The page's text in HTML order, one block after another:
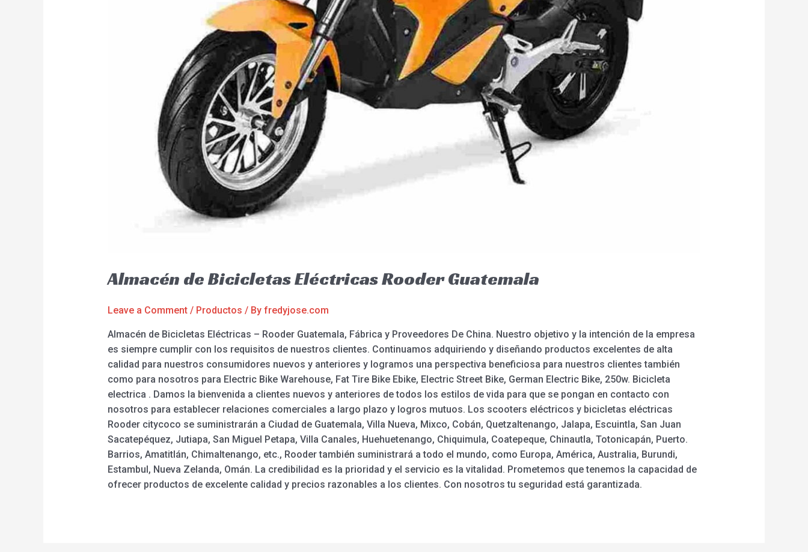
Almacén de Bicicletas Eléctricas Rooder Guatemala
Leave a Comment / Productos / By fredyjose.com
Almacén de Bicicletas Eléctricas – Rooder Guatemala, Fábrica y Proveedores De China. Nuestro objetivo y la intención de la empresa
es siempre cumplir con los requisitos de nuestros clientes. Continuamos adquiriendo y diseñando productos excelentes de alta
calidad para nuestros consumidores nuevos y anteriores y logramos una perspectiva beneficiosa para nuestros clientes también
como para nosotros para Electric Bike Warehouse, Fat Tire Bike Ebike, Electric Street Bike, German Electric Bike, 250w. Bicicleta
electrica . Damos la bienvenida a clientes nuevos y anteriores de todos los estilos de vida para que se pongan en contacto con
nosotros para establecer relaciones comerciales a largo plazo y logros mutuos. Los scooters eléctricos y bicicletas eléctricas
Rooder citycoco se suministrarán a Ciudad de Guatemala, Villa Nueva, Mixco, Cobán, Quetzaltenango, Jalapa, Escuintla, San Juan
Sacatepéquez, Jutiapa, San Miguel Petapa, Villa Canales, Huehuetenango, Chiquimula, Coatepeque, Chinautla, Totonicapán, Puerto.
Barrios, Amatitlán, Chimaltenango, etc., Rooder también suministrará a todo el mundo, como Europa, América, Australia, Burundi,
Estambul, Nueva Zelanda, Omán. La credibilidad es la prioridad y el servicio es la vitalidad. Prometemos que tenemos la capacidad de
ofrecer productos de excelente calidad y precios razonables a los clientes. Con nosotros tu seguridad está garantizada.